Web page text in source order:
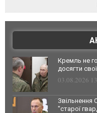
Кремль не
досягти
03.08.2026
Звільнення
"старої